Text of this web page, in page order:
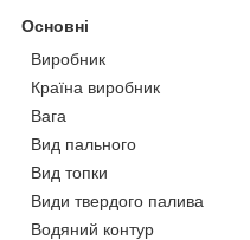
Основні
Виробник
Країна виробник
Вага
Вид пального
Вид топки
Види твердого палива
Водяний контур